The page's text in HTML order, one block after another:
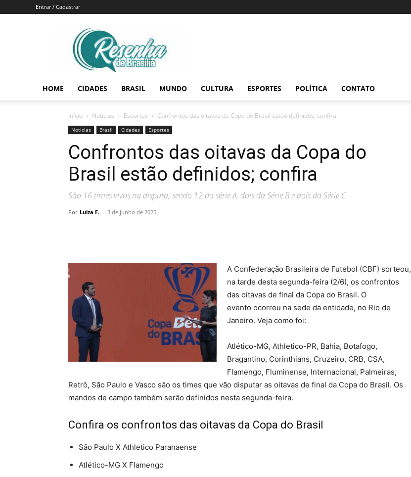
Entrar / Cadastrar
de
Brasília
HOME CIDADES BRASIL MUNDO CULTURA ESPORTES POLÍTICA CONTATO
Início Notícias Esportes Confrontos das oitavas da Copa do Brasil estão definidos; confira
Notícias Brasil Cidades Esportes
Confrontos das oitavas da Copa do
Brasil estão definidos; confira
São 16 times vivos na disputa, sendo 12 da série A, dois da Série B e dois da Série C
Por Luiza F. - 3 de junho de 2025
A Confederação Brasileira de Futebol (CBF) sorteou,
na tarde desta segunda-feira (2/6), os confrontos
das oitavas de final da Copa do Brasil. O
evento ocorreu na sede da entidade, no Rio de
Janeiro. Veja como foi:
Atlético-MG, Athletico-PR, Bahia, Botafogo,
Bragantino, Corinthians, Cruzeiro, CRB, CSA,
Flamengo, Fluminense, Internacional, Palmeiras,
Retrô, São Paulo e Vasco são os times que vão disputar as oitavas de final da Copa do Brasil. Os
mandos de campo também serão definidos nesta segunda-feira.
Confira os confrontos das oitavas da Copa do Brasil
São Paulo X Athletico Paranaense
Atlético-MG X Flamengo